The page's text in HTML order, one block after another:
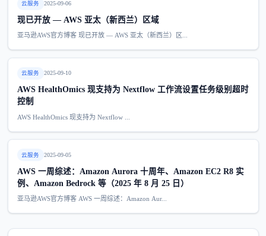
云服务 2025-09-06
现已开放 — AWS 亚太（新西兰）区域
亚马逊AWS官方博客 现已开放 — AWS 亚太（新西兰）区...
云服务 2025-09-10
AWS HealthOmics 现支持为 Nextflow 工作流设置任务级别超时
控制
AWS HealthOmics 现支持为 Nextflow ...
云服务 2025-09-05
AWS 一周综述：Amazon Aurora 十周年、Amazon EC2 R8 实
例、Amazon Bedrock 等（2025 年 8 月 25 日）
亚马逊AWS官方博客 AWS 一周综述：Amazon Aur...